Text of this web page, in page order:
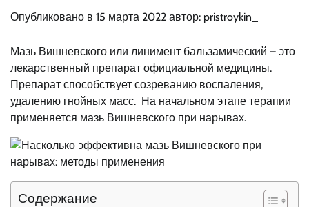
Опубликовано в 15 марта 2022 автор: pristroykin_
Мазь Вишневского или линимент бальзамический – это
лекарственный препарат официальной медицины.
Препарат способствует созреванию воспаления,
удалению гнойных масс. На начальном этапе терапии
применяется мазь Вишневского при нарывах.
Содержание